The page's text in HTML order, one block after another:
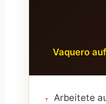
Vaquero
Arbeitete